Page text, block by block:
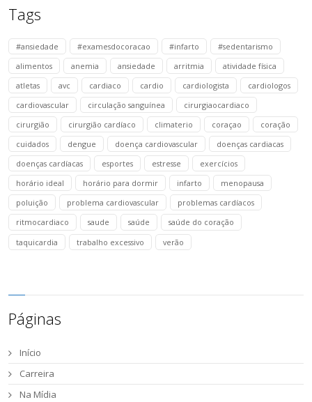
Tags
#ansiedade #examesdocoracao #infarto
#sedentarismo
alimentos
anemia ansiedade arritmia
atividade física
atletas
avc cardiaco cardio cardiologista
cardiologos
cardiovascular
circulação sanguínea
cirurgiaocardiaco
cirurgião
cirurgião cardíaco climaterio coraçao
coração
cuidados
dengue doença cardiovascular
doenças cardiacas
doenças cardíacas
esportes estresse
exercícios
horário ideal
horário para dormir infarto
menopausa
poluição
problema cardiovascular
problemas cardíacos
ritmocardiaco
saude saúde
saúde do coração
taquicardia
trabalho excessivo verão
Páginas
Início
Carreira
Na Mídia